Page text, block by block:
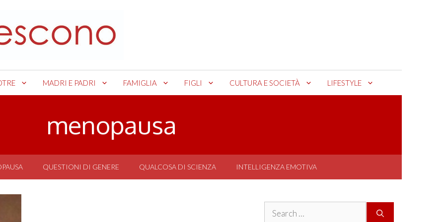
MADRI E PADRI FAMIGLIA FIGLI CULTURA E SOCIETÀ LIFESTYLE
menopausa
QUESTIONI DI GENERE QUALCOSA DI SCIENZA INTELLIGENZA EMOTIVA
Search